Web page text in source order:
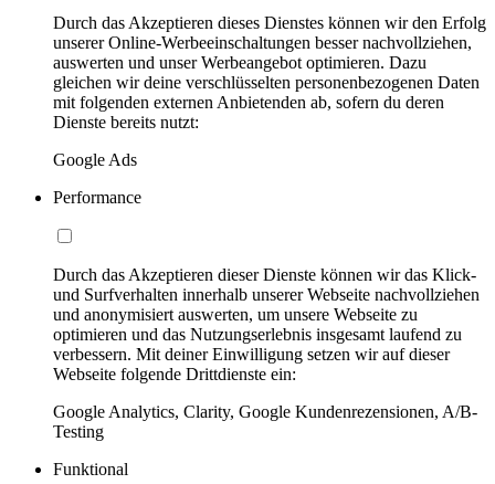
Durch das Akzeptieren dieses Dienstes können wir den Erfolg
unserer Online-Werbeeinschaltungen besser nachvollziehen,
auswerten und unser Werbeangebot optimieren. Dazu
gleichen wir deine verschlüsselten personenbezogenen Daten
mit folgenden externen Anbietenden ab, sofern du deren
Dienste bereits nutzt:
Google Ads
Performance
Durch das Akzeptieren dieser Dienste können wir das Klick-
und Surfverhalten innerhalb unserer Webseite nachvollziehen
und anonymisiert auswerten, um unsere Webseite zu
optimieren und das Nutzungserlebnis insgesamt laufend zu
verbessern. Mit deiner Einwilligung setzen wir auf dieser
Webseite folgende Drittdienste ein:
Google Analytics, Clarity, Google Kundenrezensionen, A/B-
Testing
Funktional